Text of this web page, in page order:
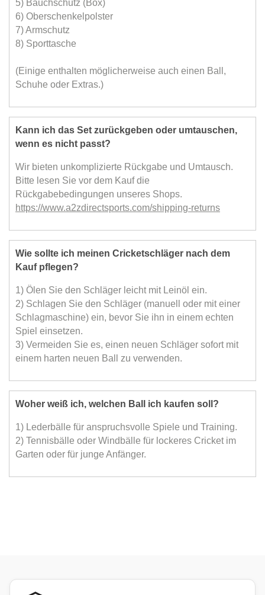
5) Bauchschutz (Box)
6) Oberschenkelpolster
7) Armschutz
8) Sporttasche
(Einige enthalten möglicherweise auch einen Ball,
Schuhe oder Extras.)
Kann ich das Set zurückgeben oder umtauschen,
wenn es nicht passt?
Wir bieten unkomplizierte Rückgabe und Umtausch.
Bitte lesen Sie vor dem Kauf die
Rückgabebedingungen unseres Shops.
https://www.a2zdirectsports.com/shipping-returns
Wie sollte ich meinen Cricketschläger nach dem
Kauf pflegen?
1) Ölen Sie den Schläger leicht mit Leinöl ein.
2) Schlagen Sie den Schläger (manuell oder mit einer
Schlagmaschine) ein, bevor Sie ihn in einem echten
Spiel einsetzen.
3) Vermeiden Sie es, einen neuen Schläger sofort mit
einem harten neuen Ball zu verwenden.
Woher weiß ich, welchen Ball ich kaufen soll?
1) Lederbälle für anspruchsvolle Spiele und Training.
2) Tennisbälle oder Windbälle für lockeres Cricket im
Garten oder für junge Anfänger.